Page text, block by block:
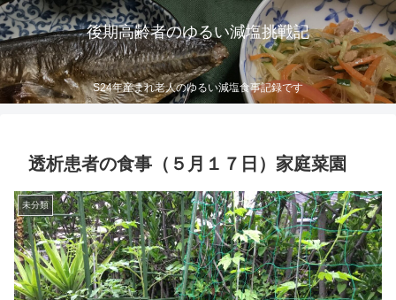
後期高齢者のゆるい減塩挑戦記
S24年産まれ老人のゆるい減塩食事記録です
透析患者の食事（５月１７日）家庭菜園
未分類